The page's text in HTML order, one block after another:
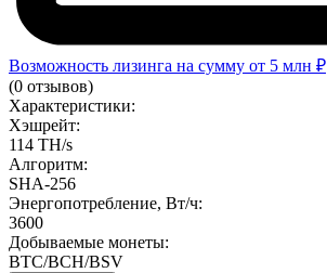
Возможность лизинга на сумму от 5 млн ₽
(0 отзывов)
Характеристики:
Хэшрейт:
114 TH/s
Алгоритм:
SHA-256
Энергопотребление, Вт/ч:
3600
Добываемые монеты:
BTC/BCH/BSV